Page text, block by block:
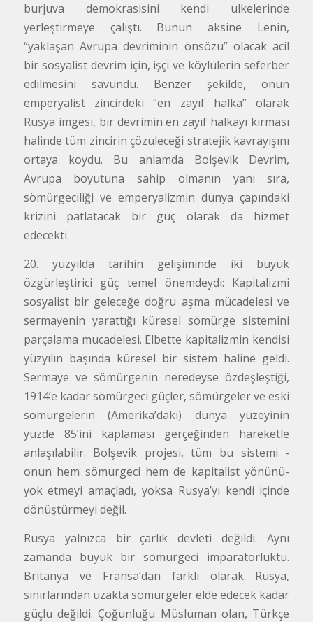
burjuva demokrasisini kendi ülkelerinde
yerleştirmeye çalıştı. Bunun aksine Lenin,
“yaklaşan Avrupa devriminin önsözü” olacak acil
bir sosyalist devrim için, işçi ve köylülerin seferber
edilmesini savundu. Benzer şekilde, onun
emperyalist zincirdeki “en zayıf halka” olarak
Rusya imgesi, bir devrimin en zayıf halkayı kırması
halinde tüm zincirin çözüleceği stratejik kavrayışını
ortaya koydu. Bu anlamda Bolşevik Devrim,
Avrupa boyutuna sahip olmanın yanı sıra,
sömürgeciliği ve emperyalizmin dünya çapındaki
krizini patlatacak bir güç olarak da hizmet
edecekti.
20. yüzyılda tarihin gelişiminde iki büyük
özgürleştirici güç temel önemdeydi: Kapitalizmi
sosyalist bir geleceğe doğru aşma mücadelesi ve
sermayenin yarattığı küresel sömürge sistemini
parçalama mücadelesi. Elbette kapitalizmin kendisi
yüzyılın başında küresel bir sistem haline geldi.
Sermaye ve sömürgenin neredeyse özdeşleştiği,
1914’e kadar sömürgeci güçler, sömürgeler ve eski
sömürgelerin (Amerika’daki) dünya yüzeyinin
yüzde 85’ini kaplaması gerçeğinden hareketle
anlaşılabilir. Bolşevik projesi, tüm bu sistemi -
onun hem sömürgeci hem de kapitalist yönünü-
yok etmeyi amaçladı, yoksa Rusya’yı kendi içinde
dönüştürmeyi değil.
Rusya yalnızca bir çarlık devleti değildi. Aynı
zamanda büyük bir sömürgeci imparatorluktu.
Britanya ve Fransa’dan farklı olarak Rusya,
sınırlarından uzakta sömürgeler elde edecek kadar
güçlü değildi. Çoğunluğu Müslüman olan, Türkçe